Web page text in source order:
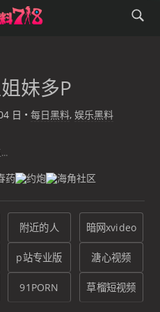
妹多P
日 • 每日黑料, 娱乐黑料